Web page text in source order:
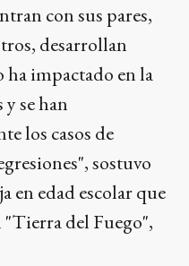
con sus pares,
desarrollan
ha impactado en la
se han
los casos de
sostuvo
en edad escolar que
"Tierra del Fuego",